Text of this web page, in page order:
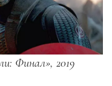
Финал», 2019